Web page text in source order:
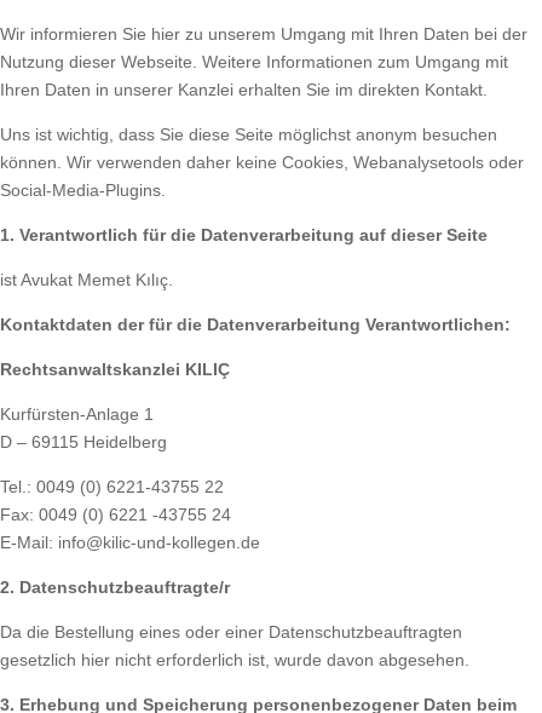
Wir informieren Sie hier zu unserem Umgang mit Ihren Daten bei der
Nutzung dieser Webseite. Weitere Informationen zum Umgang mit
Ihren Daten in unserer Kanzlei erhalten Sie im direkten Kontakt.
Uns ist wichtig, dass Sie diese Seite möglichst anonym besuchen
können. Wir verwenden daher keine Cookies, Webanalysetools oder
Social-Media-Plugins.
1. Verantwortlich für die Datenverarbeitung auf dieser Seite
ist Avukat Memet Kılıç.
Kontaktdaten der für die Datenverarbeitung Verantwortlichen:
Rechtsanwaltskanzlei KILIÇ
Kurfürsten-Anlage 1
D – 69115 Heidelberg
Tel.: 0049 (0) 6221-43755 22
Fax: 0049 (0) 6221 -43755 24
E-Mail: info@kilic-und-kollegen.de
2. Datenschutzbeauftragte/r
Da die Bestellung eines oder einer Datenschutzbeauftragten
gesetzlich hier nicht erforderlich ist, wurde davon abgesehen.
3. Erhebung und Speicherung personenbezogener Daten beim